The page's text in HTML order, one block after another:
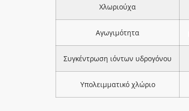
Χλωριούχα
Αγωγιμότητα
Συγκέντρωση ιόντων υδρογόνου
Υπολειμματικό χλώριο